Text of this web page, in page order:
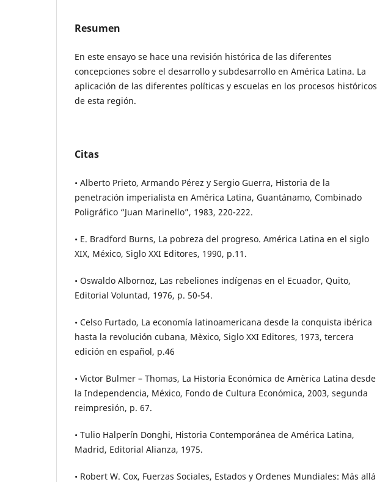
Resumen
En este ensayo se hace una revisión histórica de las diferentes
concepciones sobre el desarrollo y subdesarrollo en América Latina. La
aplicación de las diferentes políticas y escuelas en los procesos históricos
de esta región.
Citas
• Alberto Prieto, Armando Pérez y Sergio Guerra, Historia de la
penetración imperialista en América Latina, Guantánamo, Combinado
Poligráfico “Juan Marinello”, 1983, 220-222.
• E. Bradford Burns, La pobreza del progreso. América Latina en el siglo
XIX, México, Siglo XXI Editores, 1990, p.11.
• Oswaldo Albornoz, Las rebeliones indígenas en el Ecuador, Quito,
Editorial Voluntad, 1976, p. 50-54.
• Celso Furtado, La economía latinoamericana desde la conquista ibérica
hasta la revolución cubana, Mèxico, Siglo XXI Editores, 1973, tercera
edición en español, p.46
• Vìctor Bulmer – Thomas, La Historia Económica de Amèrica Latina desde
la Independencia, México, Fondo de Cultura Económica, 2003, segunda
reimpresión, p. 67.
• Tulio Halperín Donghi, Historia Contemporánea de América Latina,
Madrid, Editorial Alianza, 1975.
• Robert W. Cox, Fuerzas Sociales, Estados y Ordenes Mundiales: Más allá